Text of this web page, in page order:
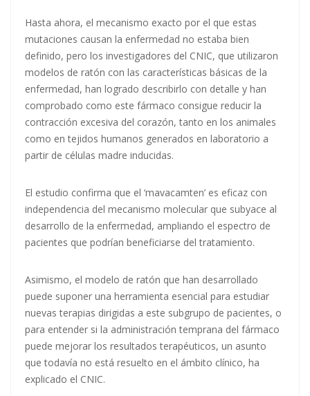
Hasta ahora, el mecanismo exacto por el que estas
mutaciones causan la enfermedad no estaba bien
definido, pero los investigadores del CNIC, que utilizaron
modelos de ratón con las características básicas de la
enfermedad, han logrado describirlo con detalle y han
comprobado como este fármaco consigue reducir la
contracción excesiva del corazón, tanto en los animales
como en tejidos humanos generados en laboratorio a
partir de células madre inducidas.
El estudio confirma que el ‘mavacamten’ es eficaz con
independencia del mecanismo molecular que subyace al
desarrollo de la enfermedad, ampliando el espectro de
pacientes que podrían beneficiarse del tratamiento.
Asimismo, el modelo de ratón que han desarrollado
puede suponer una herramienta esencial para estudiar
nuevas terapias dirigidas a este subgrupo de pacientes, o
para entender si la administración temprana del fármaco
puede mejorar los resultados terapéuticos, un asunto
que todavía no está resuelto en el ámbito clínico, ha
explicado el CNIC.